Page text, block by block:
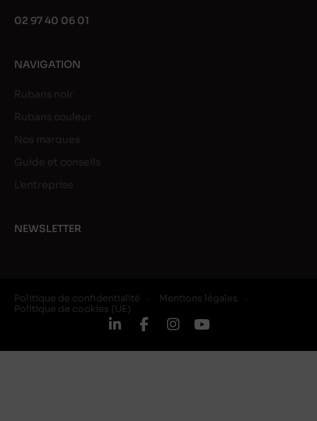
02 97 40 06 01
NAVIGATION
Rubans noir
Rubans couleur
Nos marques
Guide et conseils
L’entreprise
NEWSLETTER
Politique de confidentialité
Mentions légales
Politique de cookies (UE)